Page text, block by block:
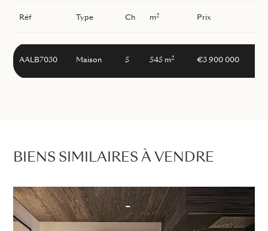
Réf Type Ch m2 Prix
AALB7030 Maison 5 545 m2 €3 900 000
BIENS SIMILAIRES À VENDRE